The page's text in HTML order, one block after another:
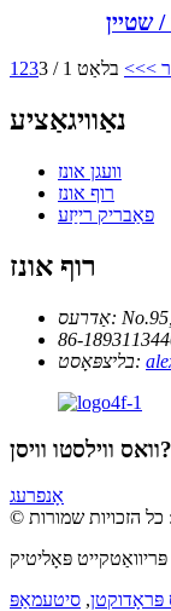
1 23 >
>> בלאַט 1 / 3
נאַוויגאַציע
וועגן אונז
רוף אונז
פאַבריק רייַזע
רוף אונז
אַדרעס:
בליצפּאָסט:
וואס ווילסטו וויסן?
אָנפרעג
פּריוואַטקייט פּאָליטיק
פּראָדוקטן, סיטעמאַפּ